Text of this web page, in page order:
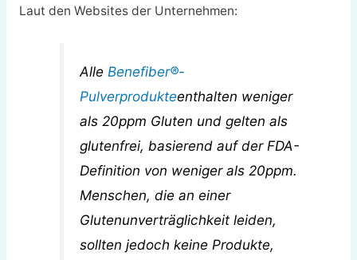
Laut den Websites der Unternehmen:
Alle Benefiber®-
Pulverprodukteenthalten weniger
als 20ppm Gluten und gelten als
glutenfrei, basierend auf der FDA-
Definition von weniger als 20ppm.
Menschen, die an einer
Glutenunverträglichkeit leiden,
sollten jedoch keine Produkte,